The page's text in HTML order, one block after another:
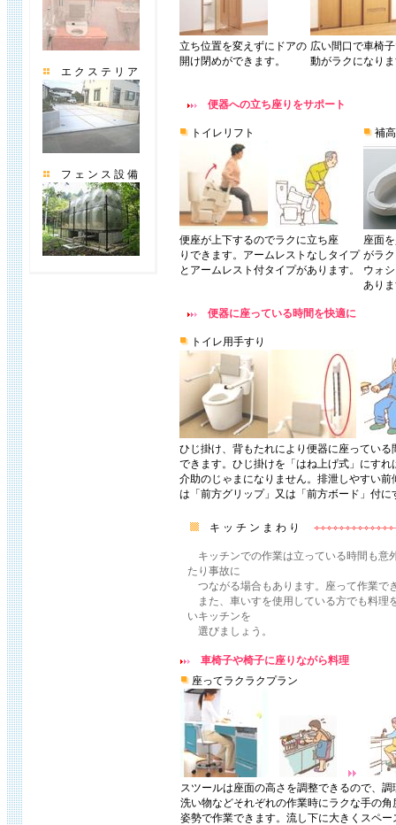
エ ク ス テ リ ア
フ ェ ン ス 設 備
立ち位置を変えずにドアの
開け閉めができます。
広い間口で車椅
動がラクになり
便器への立ち座りをサポート
トイレリフト
便座が上下するのでラクに立ち座
りできます。アームレストなしタイプ
とアームレスト付タイプがあります。
補
座面
がラ
ウォ
あり
便器に座っている時間を快適に
トイレ用手すり
ひじ掛け、背もたれにより便器に座ってい
できます。ひじ掛けを「はね上げ式」にす
介助のじゃまになりません。排泄しやすい
は「前方グリップ」又は「前方ボード」付
キ ッ チ ン ま わ り
キッチンでの作業は立っている時間も意
たり事故に
つながる場合もあります。座って作業で
また、車いすを使用している方でも料理
いキッチンを
選びましょう。
車椅子や椅子に座りながら料理
座ってラクラクプラン
スツールは座面の高さを調整できるので、調
洗い物などそれぞれの作業時にラクな手の角
姿勢で作業できます。流し下に大きくスペー